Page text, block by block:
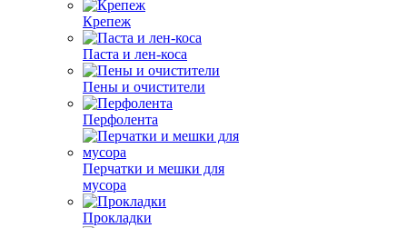
Крепеж
Паста и лен-коса
Пены и очистители
Перфолента
Перчатки и мешки для
мусора
Прокладки